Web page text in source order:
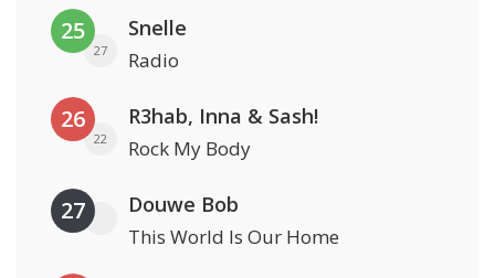
25
27
Snelle
Radio
26
22
R3hab, Inna & Sash!
Rock My Body
27 Douwe Bob
This World Is Our Home